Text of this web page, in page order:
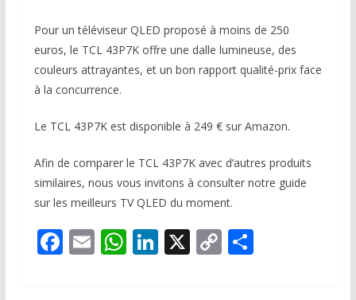
Pour un téléviseur QLED proposé à moins de 250
euros, le TCL 43P7K offre une dalle lumineuse, des
couleurs attrayantes, et un bon rapport qualité-prix face
à la concurrence.
Le TCL 43P7K est disponible à 249 € sur Amazon.
Afin de comparer le TCL 43P7K avec d’autres produits
similaires, nous vous invitons à consulter notre guide
sur les meilleurs TV QLED du moment.
F E W Li X C P